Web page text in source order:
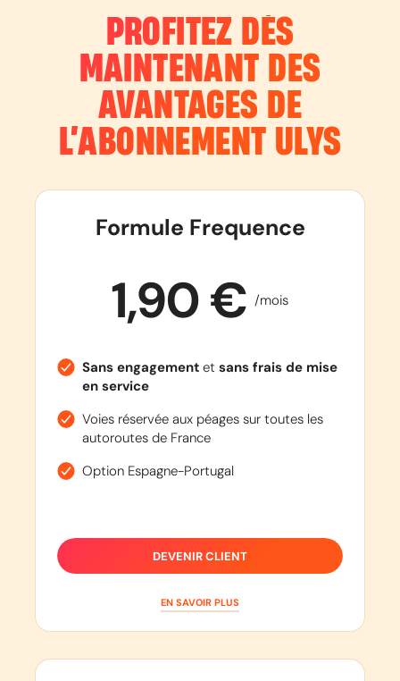
PROFITEZ DÈS
MAINTENANT DES
AVANTAGES DE
L’ABONNEMENT ULYS
Formule Frequence
1,90 € /mois
Sans engagementet sans frais de mise
en service
Voies réservée aux péages sur toutes les
autoroutes de France
Option Espagne-Portugal
DEVENIR CLIENT
EN SAVOIR PLUS